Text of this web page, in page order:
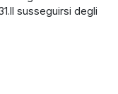
susseguirsi degli